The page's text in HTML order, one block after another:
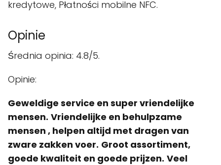
kredytowe, Płatności mobilne NFC.
Opinie
Średnia opinia: 4.8/5.
Opinie:
Geweldige service en super vriendelijke
mensen. Vriendelijke en behulpzame
mensen , helpen altijd met dragen van
zware zakken voer. Groot assortiment,
goede kwaliteit en goede prijzen. Veel